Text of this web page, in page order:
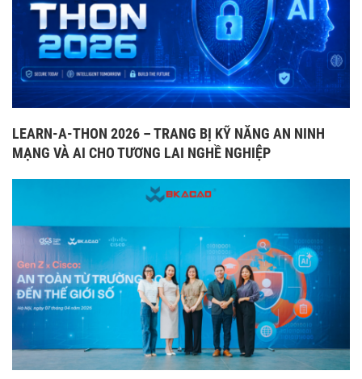
LEARN-A-THON 2026 – TRANG BỊ KỸ NĂNG AN NINH
MẠNG VÀ AI CHO TƯƠNG LAI NGHỀ NGHIỆP